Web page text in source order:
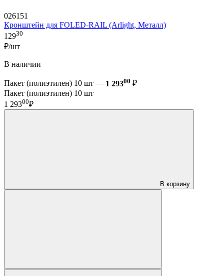
026151
Кронштейн для FOLED-RAIL (Arlight, Металл)
12930
₽/шт
В наличии
Пакет (полиэтилен) 10 шт — 1 29300 ₽
Пакет (полиэтилен) 10 шт
1 29300₽
В корзину